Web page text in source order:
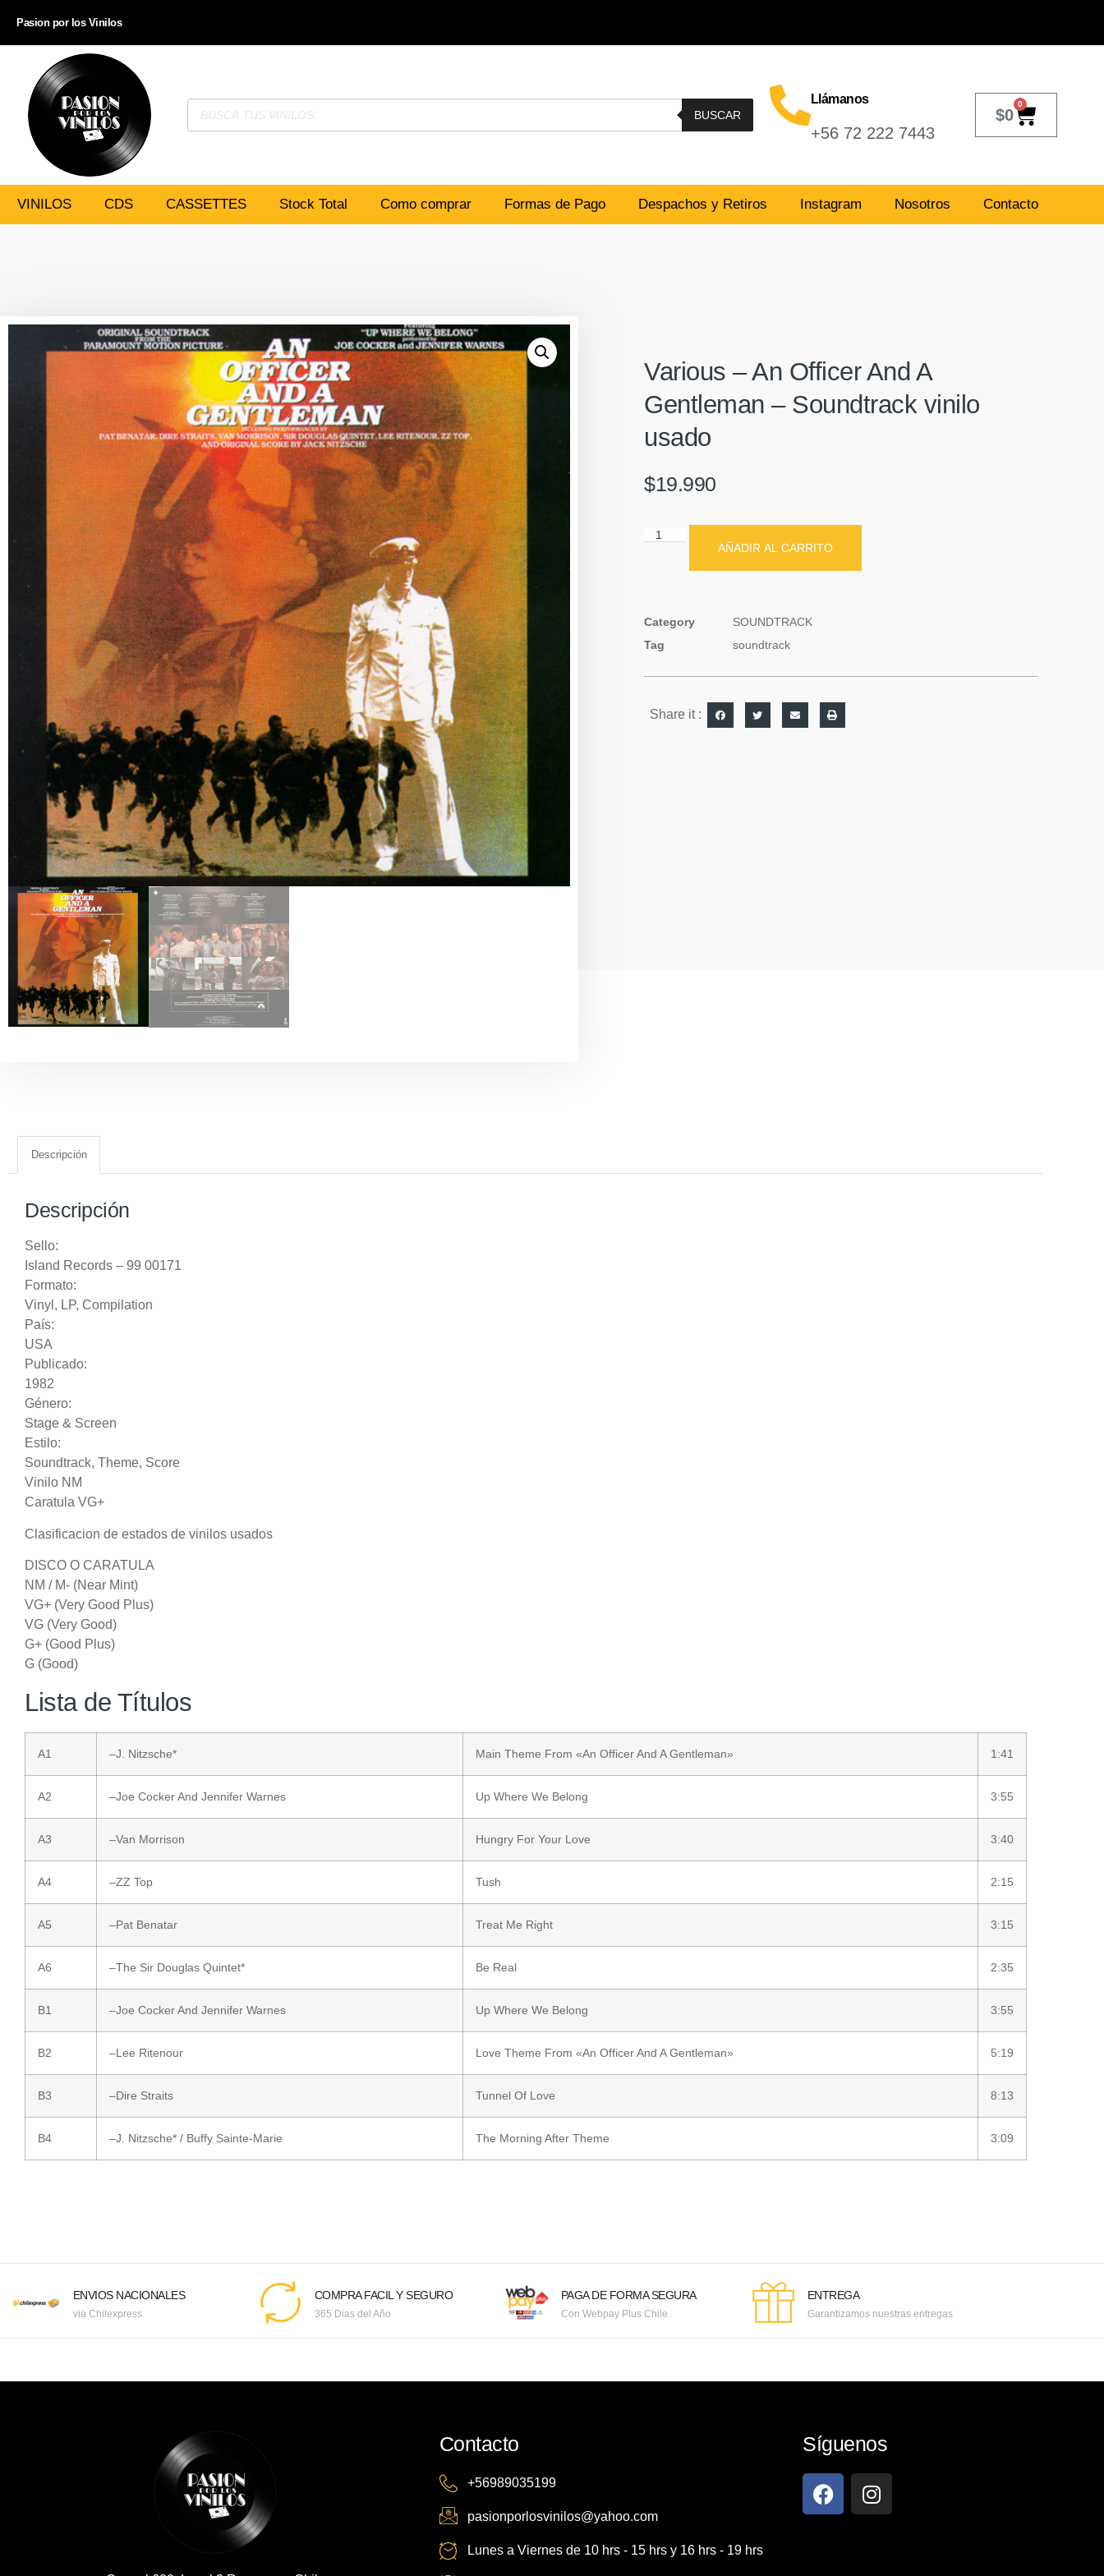
Pasion por los Vinilos
BUSCAR
Llámanos
+56 72 222 7443
$0
0
VINILOS CDS CASSETTES Stock Total Como comprar Formas de Pago Despachos y Retiros Instagram Nosotros Contacto
Various ‎– An Officer And A
Gentleman – Soundtrack vinilo
usado
$19.990
AÑADIR AL CARRITO
Category
SOUNDTRACK
Tag
soundtrack
Share it :
Descripción
Descripción
Sello:
Island Records ‎– 99 00171
Formato:
Vinyl , LP, Compilation
País:
USA
Publicado:
1982
Género:
Stage & Screen
Estilo:
Soundtrack, Theme, Score
Vinilo NM
Caratula VG+
Clasificacion de estados de vinilos usados
DISCO O CARATULA
NM / M- (Near Mint)
VG+ (Very Good Plus)
VG (Very Good)
G+ (Good Plus)
G (Good)
Lista de Títulos
A1 –J. Nitzsche* Main Theme From «An Officer And A Gentleman» 1:41
A2 –Joe CockerAnd Jennifer Warnes Up Where We Belong 3:55
A3 –Van Morrison Hungry For Your Love 3:40
A4 –ZZ Top Tush 2:15
A5 –Pat Benatar Treat Me Right 3:15
A6 –The Sir Douglas Quintet* Be Real 2:35
B1 –Joe CockerAnd Jennifer Warnes Up Where We Belong 3:55
B2 –Lee Ritenour Love Theme From «An Officer And A Gentleman» 5:19
B3 –Dire Straits Tunnel Of Love 8:13
B4 –J. Nitzsche* / Buffy Sainte-Marie The Morning After Theme 3:09
ENVIOS NACIONALES
via Chilexpress
COMPRA FACIL Y SEGURO
365 Dias del Año
PAGA DE FORMA SEGURA
Con Webpay Plus Chile
ENTREGA
Garantizamos nuestras entregas
Contacto
+56989035199
pasionporlosvinilos@yahoo.com
Lunes a Viernes de 10 hrs - 15 hrs y 16 hrs - 19 hrs
Síguenos